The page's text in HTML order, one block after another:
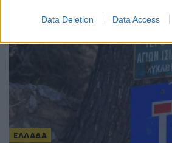
Data Deletion Data Access
ΕΛΛΑΔΑ